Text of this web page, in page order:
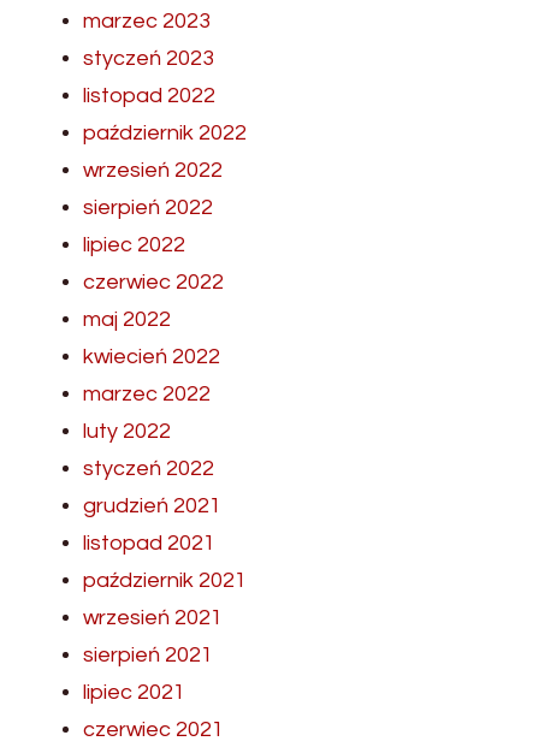
marzec 2023
styczeń 2023
listopad 2022
październik 2022
wrzesień 2022
sierpień 2022
lipiec 2022
czerwiec 2022
maj 2022
kwiecień 2022
marzec 2022
luty 2022
styczeń 2022
grudzień 2021
listopad 2021
październik 2021
wrzesień 2021
sierpień 2021
lipiec 2021
czerwiec 2021